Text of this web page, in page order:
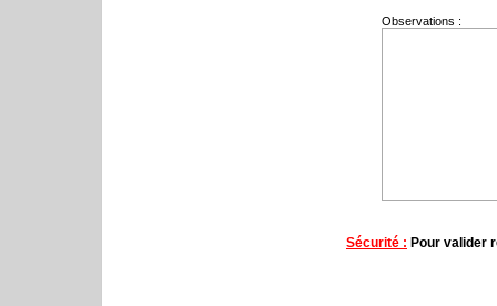
Observations :
Sécurité : Pour valider